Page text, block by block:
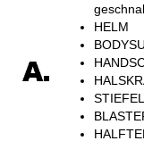
HELM
STIEFEL